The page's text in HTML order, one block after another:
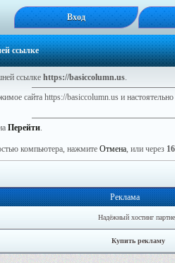
Вход
ссылке
ссылке https://basiccolumn.us.
сайта https://basiccolumn.us и
Перейти.
компьютера, нажмите Отмена, или через 16
Реклама
Надёжный хостинг
Купить рекламу